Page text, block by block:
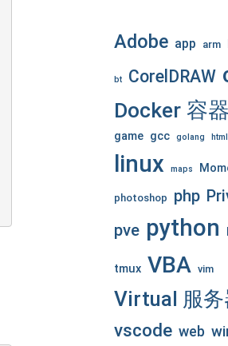
Adobe app arm
bt CorelDRAW
Docker 容器
game gcc golang html
linux maps
photoshop php
pve python
tmux VBA vim
Virtual 服务
vscode web